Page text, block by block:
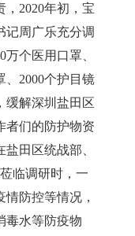
2020年初，宝
记周广乐充分调
个医用口罩、
、2000个护目镜
缓解深圳盐田区
者们的防护物资
田区统战部、
临调研时，一
防控等情况，
毒水等防疫物